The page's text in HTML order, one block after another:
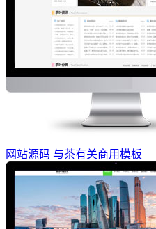
网站源码 与茶有关商用模板